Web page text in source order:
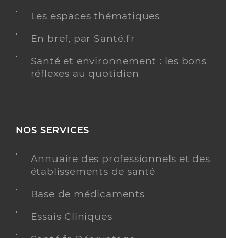
Les espaces thématiques
En bref, par Santé.fr
Santé et environnement : les bons
réflexes au quotidien
NOS SERVICES
Annuaire des professionnels et des
établissements de santé
Base de médicaments
Essais Cliniques